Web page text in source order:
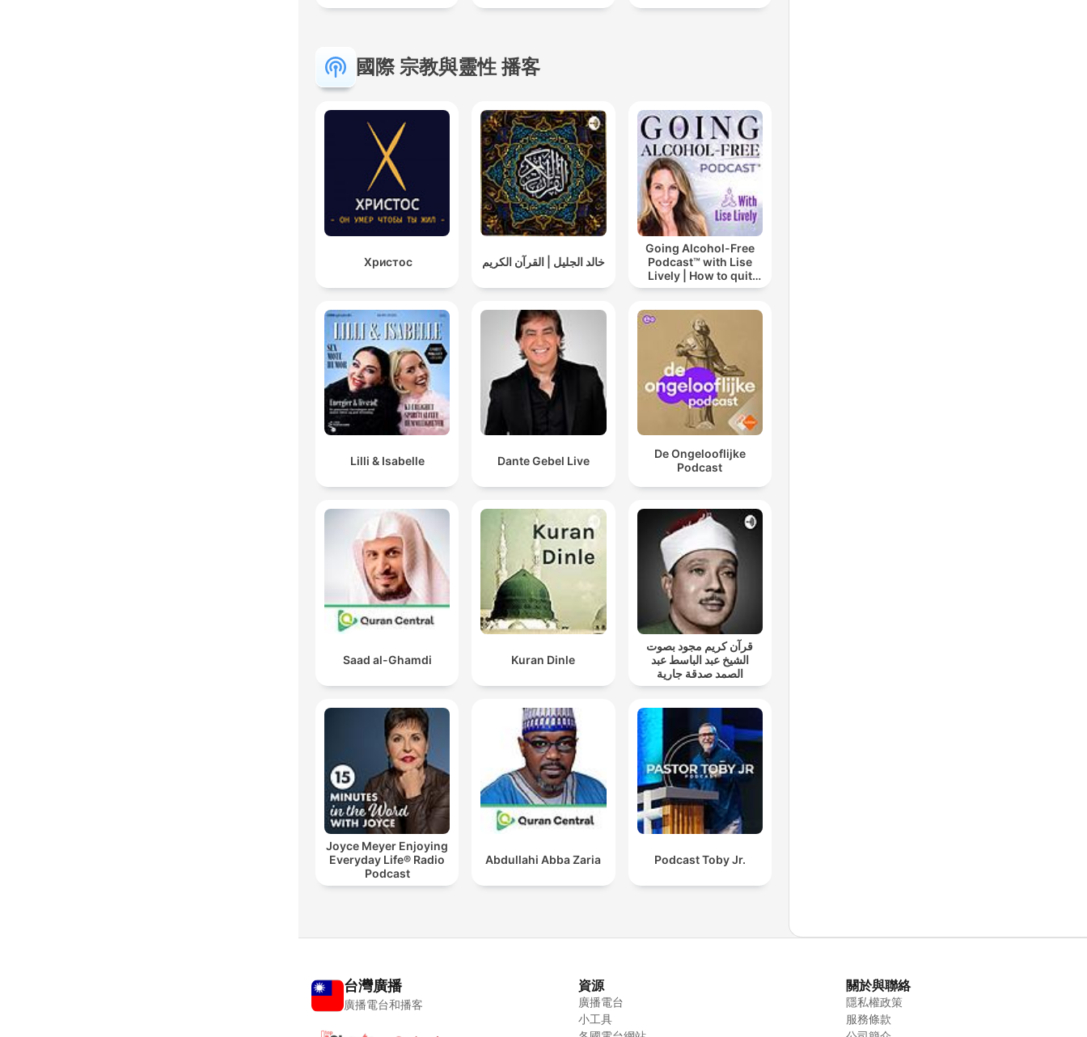
國際 宗教與靈性 播客
Христос خالد الجليل | القرآن الكريم
Going Alcohol-Free
Podcast™ with Lise
Lively | How to quit
drinking alcohol
Lilli & Isabelle Dante Gebel Live
De Ongelooflijke
Podcast
Saad al-Ghamdi Kuran Dinle
قرآن كريم مجود بصوت
الشيخ عبد الباسط عبد
الصمد صدقة جارية
Joyce Meyer Enjoying
Everyday Life® Radio
Podcast
Abdullahi Abba Zaria Podcast Toby Jr.
台灣廣播
廣播電台和播客
資源
廣播電台
小工具
關於與聯絡
隱私權政策
服務條款